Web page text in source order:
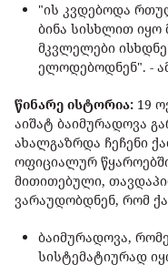
"ის კვდებოდა
ბინა სისხლით
მკვლელები
ელოდებოდნენ". -
წინარე ისტორია: 19
აიშატ ბაიმურადოვა
ახალგაზრდა ჩეჩენი
ოფიციალურ
მითითებული,
ვარაუდობდნენ, რომ
ბაიმურადოვა,
სისტემატიურად